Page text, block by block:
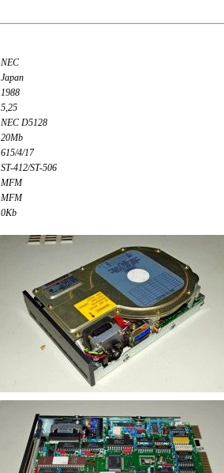
NEC
Japan
1988
5,25
NEC D5128
20Mb
615/4/17
ST-412/ST-506
MFM
MFM
0Kb